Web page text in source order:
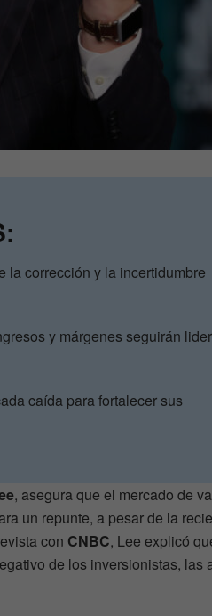
la corrección y la incertidumbre
y márgenes seguirán
caída para fortalecer sus
, asegura que el mercado de
un repunte, a pesar de la
con CNBC, Lee explicó
de los inversionistas, las